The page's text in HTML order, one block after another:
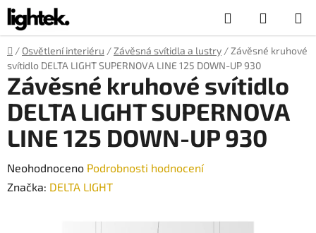
Přejít
na
obsah
Hledat
KOŠÍK
Domů
/ Osvětlení interiéru / Závěsná svítidla a lustry / Závěsné kruhové
svítidlo DELTA LIGHT SUPERNOVA LINE 125 DOWN-UP 930
Závěsné kruhové svítidlo
DELTA LIGHT SUPERNOVA
LINE 125 DOWN-UP 930
Průměrné
hodnocení
Neohodnoceno Podrobnosti hodnocení
Značka: DELTA LIGHT